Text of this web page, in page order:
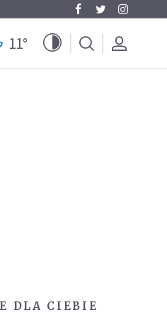
11°
DLA CIEBIE